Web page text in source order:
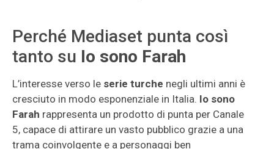
Perché Mediaset punta così
tanto su Io sono Farah
L’interesse verso le serie turche negli ultimi anni è
cresciuto in modo esponenziale in Italia. Io sono
Farah rappresenta un prodotto di punta per Canale
5, capace di attirare un vasto pubblico grazie a una
trama coinvolgente e a personaggi ben